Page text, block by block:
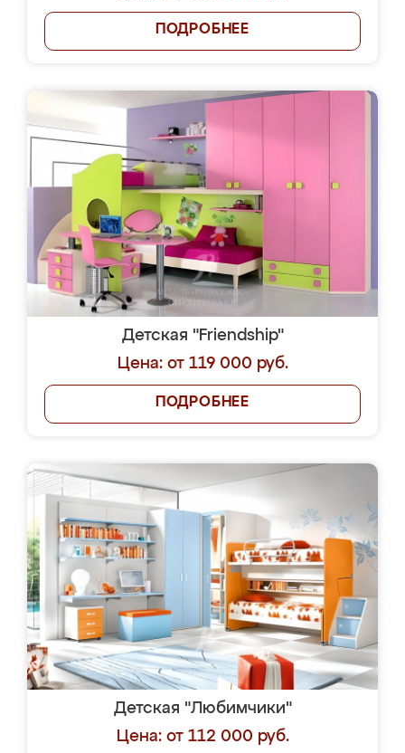
ПОДРОБНЕЕ
Детская "Friendship"
Цена: от 119 000 руб.
ПОДРОБНЕЕ
Детская "Любимчики"
Цена: от 112 000 руб.